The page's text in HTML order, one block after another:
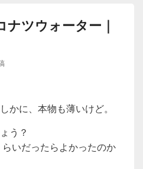
ナツウォーター｜
かに、本物も薄いけど。
う？
いだったらよかったのか